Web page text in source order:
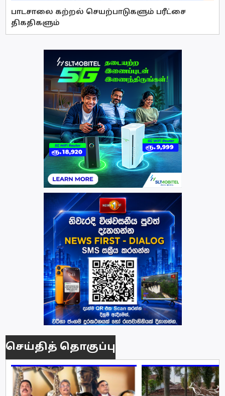
பாடசாலை கற்றல் செயற்பாடுகளும் பரீட்சை
திகதிகளும்
செய்தித் தொகுப்பு